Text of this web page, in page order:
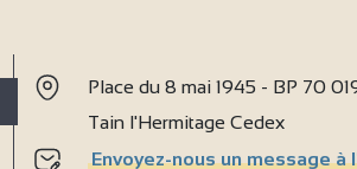
Place du 8 mai 1945 - BP 70
Tain l'Hermitage Cedex
Envoyez-nous un message à